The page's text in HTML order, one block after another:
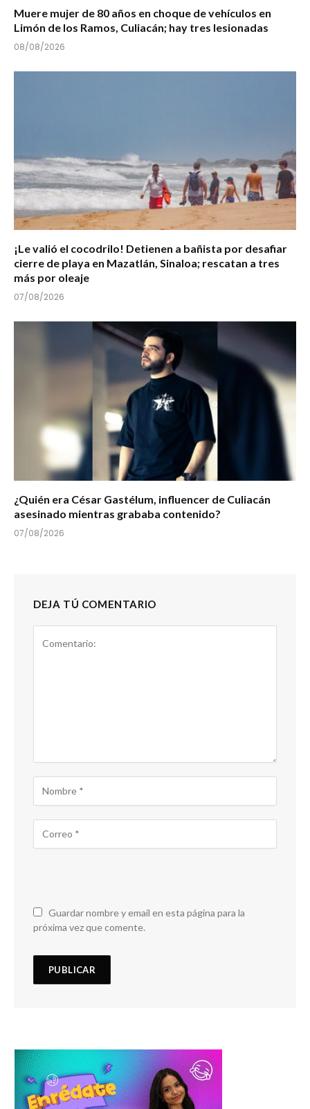
Muere mujer de 80 años en choque de vehículos en
Limón de los Ramos, Culiacán; hay tres lesionadas
08/08/2026
¡Le valió el cocodrilo! Detienen a bañista por desafiar
cierre de playa en Mazatlán, Sinaloa; rescatan a tres
más por oleaje
07/08/2026
¿Quién era César Gastélum, influencer de Culiacán
asesinado mientras grababa contenido?
07/08/2026
DEJA TÚ COMENTARIO
Guardar nombre y email en esta página para la
próxima vez que comente.